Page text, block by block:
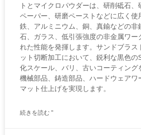
トとマイクロパウダーは、研削砥石、
ペーパー、研磨ペーストなどに広く使
鉄、アルミニウム、銅、真鍮などの非
石、ガラス、低引張強度の非金属ワー
れた性能を発揮します。サンドブラス
ット切断加工において、鋭利な黒色の
化スケール、バリ、古いコーティング
機械部品、鋳造部品、ハードウェアワ
マット仕上げを実現します。
続きを読む "